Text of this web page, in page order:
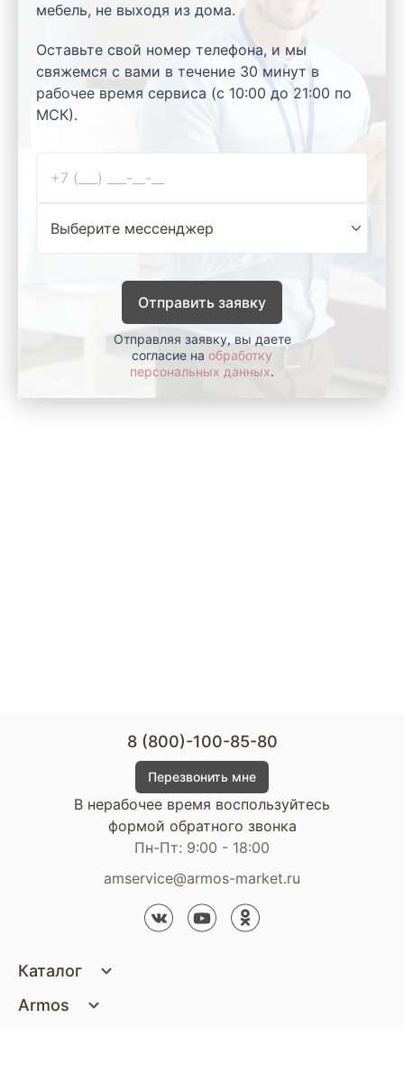
мебель, не выходя из дома.
Оставьте свой номер телефона, и мы
свяжемся с вами в течение 30 минут в
рабочее время сервиса (с 10:00 до 21:00 по
МСК).
Отправить заявку
Отправляя заявку, вы даете
согласие на обработку
персональных данных.
Каталог
Кровати
Armos
8 (800)-100-85-80
Перезвонить мне
В нерабочее время воспользуйтесь
формой обратного звонка
Пн-Пт: 9:00 - 18:00
amservice@armos-market.ru